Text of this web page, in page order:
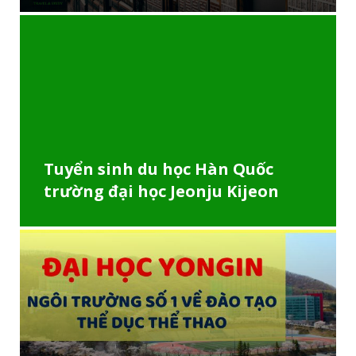
Tuyển sinh du học Hàn Quốc
trường đại học Jeonju Kijeon